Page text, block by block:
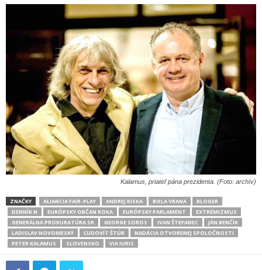
Kalamus, priateľ pána prezidenta. (Foto: archív)
ZNAČKY ALIANCIA FAIR-PLAY ANDREJ KISKA BIELA VRANA
BLOGER
DENNÍK N
EURÓPSKY OBČAN ROKA EURÓPSKY PARLAMENT
EXTRÉMIZMUS
GENERÁLNA PROKURATÚRA SR
GEORGE SOROS IVAN ŠTEFANEC
JÁN BENČÍK
LADISLAV NOVOMESKÝ
ĽUDOVÍT ŠTÚR
NADÁCIA OTVORENEJ SPOLOČNOSTI
PETER KALAMUS
SLOVENSKO VIA IURIS